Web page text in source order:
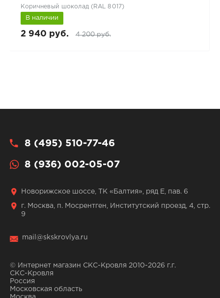
Коричневый шоколад (RAL 8017)
В наличии
2 940 руб. 4 200 руб.
8 (495) 510-77-46
8 (936) 002-05-07
Новорижское шоссе, ТК «Балтия», ряд Е, пав. 6
г. Москва, п. Мосрентген, Институтский проезд, 4, стр.
9
mail@skskrovlya.ru
© Интернет магазин СКС-Кровля 2010-2026 г.г.
СКС-Кровля
Россия
Московская область